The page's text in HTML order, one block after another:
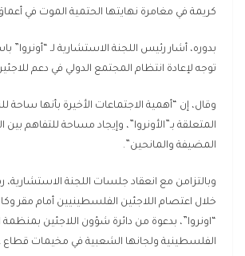
كريمة في مغامرة نهايتها الحتمية الموت في أعماق
بدوره، أشار رئيس اللجنة الاستشارية لـ “أونروا”
توجه لإعادة انتظام المجتمع الدولي في دعم
وقال، إن “أهمية الاجتماعات الأخيرة بأنها ساحة
المتعلقة بـ”الأونروا”، وإيجاد مساحة للتفاهم بين
المضيفة والمانحين”.
وبالتزامن مع انعقاد جلسات اللجنة الاستشارية،
خلال اعتصام اللاجئين الفلسطينيين أمام مقر
“اونروا”، بدعوة من دائرة شؤون اللاجئين بمنظمة
الفلسطينية ولجانها الشعبية في مخيمات قطاع